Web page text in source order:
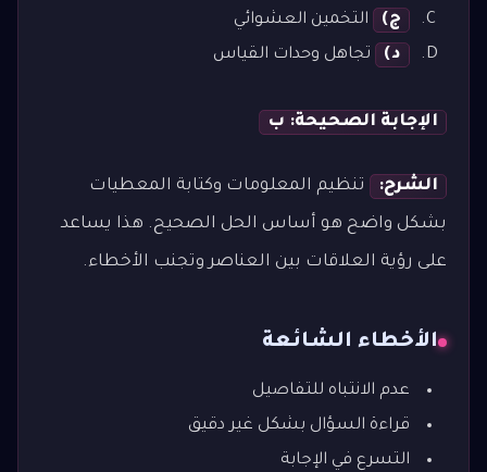
ج)
التخمين العشوائي
د)
تجاهل وحدات القياس
الإجابة الصحيحة: ب
الشرح: تنظيم المعلومات وكتابة المعطيات
بشكل واضح هو أساس الحل الصحيح. هذا يساعد
على رؤية العلاقات بين العناصر وتجنب الأخطاء.
الأخطاء الشائعة
عدم الانتباه للتفاصيل
قراءة السؤال بشكل غير دقيق
التسرع في الإجابة